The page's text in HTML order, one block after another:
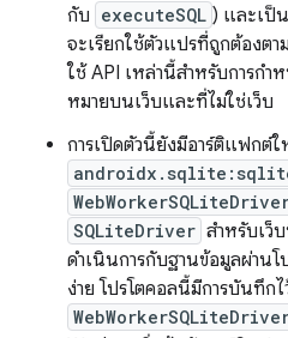
กับ executeSQL ) และเป็
จะเรียกใช้ตัวแปรที่ถูกต้องต
ใช้ API เหล่านี้สําหรับการกํา
หมายบนเว็บและที่ไม่ใช่เว็บ
การเปิดตัวนี้ยังมีอาร์ติแฟกต์
SQLiteDriver สำหรับเว็
ดำเนินการกับฐานข้อมูลผ่านโ
ง่าย โปรโตคอลนี้มีการบันทึกไ